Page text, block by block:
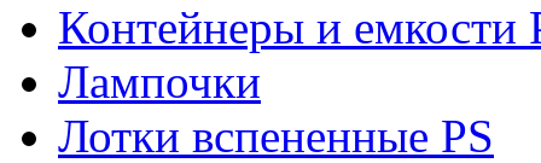
Контейнеры и емкости
Лампочки
Лотки вспененные PS